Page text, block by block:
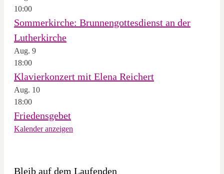
10:00
Sommerkirche: Brunnengottesdienst an der
Lutherkirche
Aug. 9
18:00
Klavierkonzert mit Elena Reichert
Aug. 10
18:00
Friedensgebet
Kalender anzeigen
Bleib auf dem Laufenden